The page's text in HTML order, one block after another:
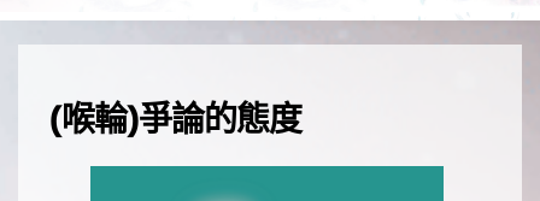
(喉輪)爭論的態度